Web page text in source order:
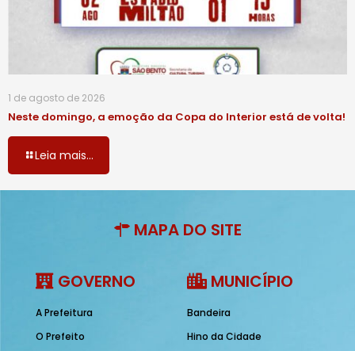
1 de agosto de 2026
Neste domingo, a emoção da Copa do Interior está de volta!
Leia mais...
MAPA DO SITE
GOVERNO
A Prefeitura
O Prefeito
MUNICÍPIO
Bandeira
Hino da Cidade